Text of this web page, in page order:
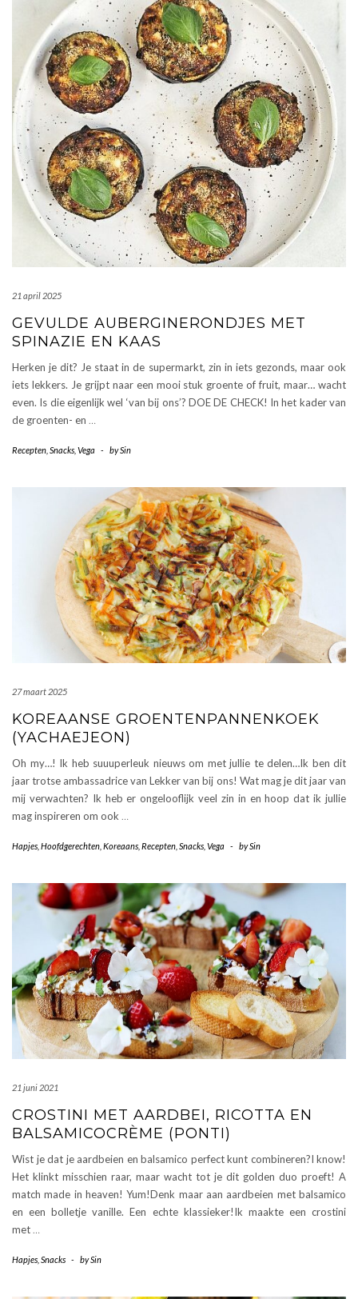
21 april 2025
GEVULDE AUBERGINERONDJES MET
SPINAZIE EN KAAS
Herken je dit? Je staat in de supermarkt, zin in iets gezonds, maar ook
iets lekkers. Je grijpt naar een mooi stuk groente of fruit, maar… wacht
even. Is die eigenlijk wel ‘van bij ons’? DOE DE CHECK! In het kader van
de groenten- en …
Recepten Snacks Vega - bySin
27 maart 2025
KOREAANSE GROENTENPANNENKOEK
(YACHAEJEON)
Oh my…! Ik heb suuuperleuk nieuws om met jullie te delen…Ik ben dit
jaar trotse ambassadrice van Lekker van bij ons! Wat mag je dit jaar van
mij verwachten? Ik heb er ongelooflijk veel zin in en hoop dat ik jullie
mag inspireren om ook…
Hapjes Hoofdgerechten Koreaans Recepten Snacks Vega - bySin
21 juni 2021
CROSTINI MET AARDBEI, RICOTTA EN
BALSAMICOCRÈME (PONTI)
Wist je dat je aardbeien en balsamico perfect kunt combineren?I know!
Het klinkt misschien raar, maar wacht tot je dit golden duo proeft! A
match made in heaven! Yum!Denk maar aan aardbeien met balsamico
en een bolletje vanille. Een echte klassieker!Ik maakte een crostini
met…
Hapjes Snacks - bySin